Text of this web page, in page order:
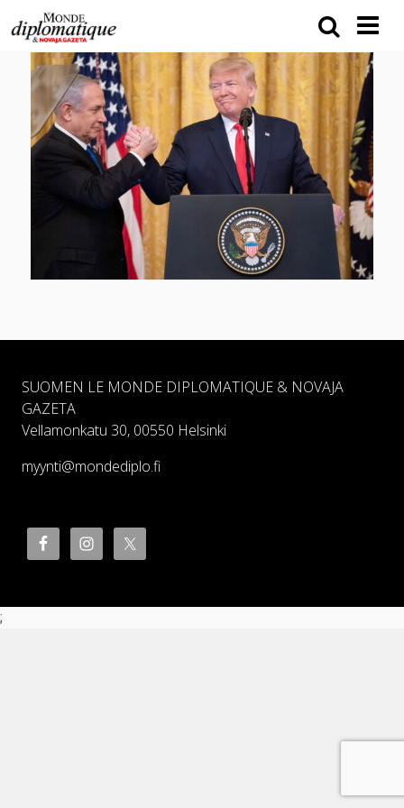
SUOMEN LE MONDE DIPLOMATIQUE & NOVAJA
GAZETA
Vellamonkatu 30, 00550 Helsinki
myynti@mondediplo.fi
;